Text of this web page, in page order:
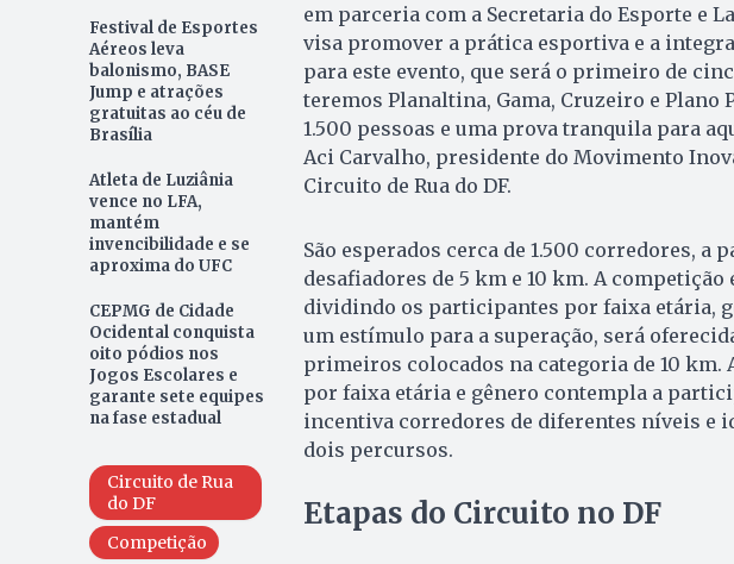
Festival de Esportes
Aéreos leva
balonismo, BASE
Jump e atrações
gratuitas ao céu de
Brasília
Atleta de Luziânia
vence no LFA,
mantém
invencibilidade e se
aproxima do UFC
CEPMG de Cidade
Ocidental conquista
oito pódios nos
Jogos Escolares e
garante sete equipes
na fase estadual
Circuito de Rua
do DF
Competição
em parceria com a Secretaria do Esporte e
visa promover a prática esportiva e a
para este evento, que será o primeiro de
teremos Planaltina, Gama, Cruzeiro e Plano
1.500 pessoas e uma prova tranquila para
Aci Carvalho, presidente do Movimento
Circuito de Rua do DF.
São esperados cerca de 1.500 corredores, a
desafiadores de 5 km e 10 km. A
dividindo os participantes por faixa etária,
um estímulo para a superação, será
primeiros colocados na categoria de 10 km.
por faixa etária e gênero contempla a
incentiva corredores de diferentes níveis e
dois percursos.
Etapas do Circuito no DF